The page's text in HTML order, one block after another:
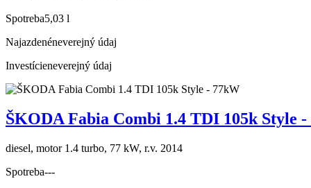
Spotreba5,03 l
Najazdenéneverejný údaj
Investícieneverejný údaj
ŠKODA Fabia Combi 1.4 TDI 105k Style
diesel, motor 1.4 turbo, 77 kW, r.v. 2014
Spotreba---